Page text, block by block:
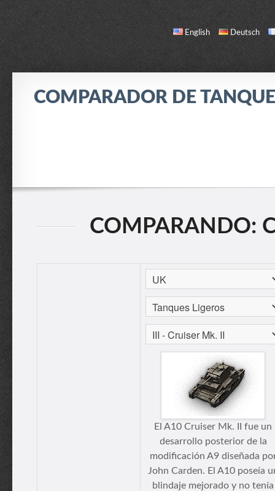
English Deutsch
COMPARADOR DE
ACERCA DE / CONTACTO
COMPARANDO:
El A10 Cruiser Mk. II fue un
desarrollo posterior de la
modificación A9 diseñada
John Carden. El A10 poseía
blindaje mejorado y no tenía